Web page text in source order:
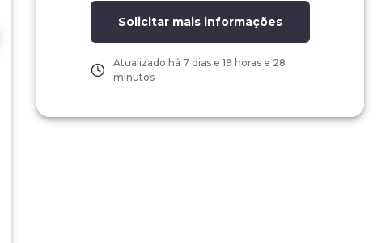
Solicitar mais informações
Atualizado há 7 dias e 19 horas e 28
minutos